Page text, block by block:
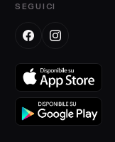
SEGUICI